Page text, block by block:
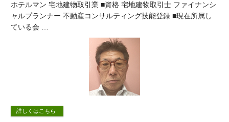
ホテルマン 宅地建物取引業 ■資格 宅地建物取引士 ファイナンシ
ャルプランナー 不動産コンサルティング技能登録 ■現在所属し
ている会 …
詳しくはこちら